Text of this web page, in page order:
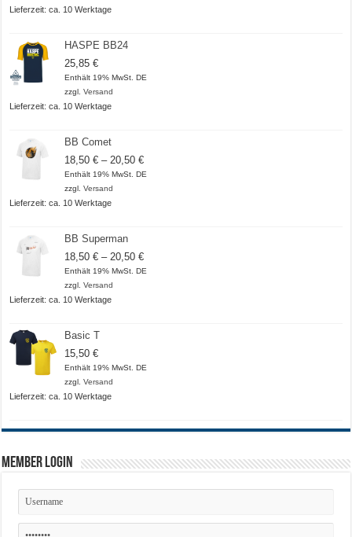
Lieferzeit: ca. 10 Werktage
HASPE BB24
25,85€
Enthält 19% MwSt. DE
zzgl.Versand
Lieferzeit: ca. 10 Werktage
BB Comet
18,50€ – 20,50€Preisspanne:
18,50 €
Enthält 19% MwSt. DE
zzgl.Versand
Lieferzeit: ca. 10 Werktage
BB Superman
18,50€ – 20,50€Preisspanne:
18,50 €
Enthält 19% MwSt. DE
zzgl.Versand
Lieferzeit: ca. 10 Werktage
Basic T
15,50€
Enthält 19% MwSt. DE
zzgl.Versand
Lieferzeit: ca. 10 Werktage
Member Login